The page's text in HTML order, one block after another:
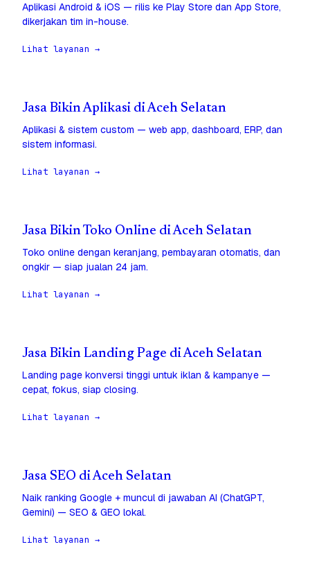
Aplikasi Android & iOS — rilis ke Play Store dan App Store,
dikerjakan tim in-house.
Lihat layanan →
Jasa Bikin Aplikasi di Aceh Selatan
Aplikasi & sistem custom — web app, dashboard, ERP, dan
sistem informasi.
Lihat layanan →
Jasa Bikin Toko Online di Aceh Selatan
Toko online dengan keranjang, pembayaran otomatis, dan
ongkir — siap jualan 24 jam.
Lihat layanan →
Jasa Bikin Landing Page di Aceh Selatan
Landing page konversi tinggi untuk iklan & kampanye —
cepat, fokus, siap closing.
Lihat layanan →
Jasa SEO di Aceh Selatan
Naik ranking Google + muncul di jawaban AI (ChatGPT,
Gemini) — SEO & GEO lokal.
Lihat layanan →